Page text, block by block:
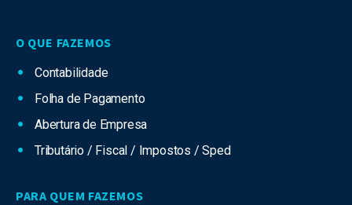
O QUE FAZEMOS
Contabilidade
Folha de Pagamento
Abertura de Empresa
Tributário / Fiscal / Impostos / Sped
PARA QUEM FAZEMOS